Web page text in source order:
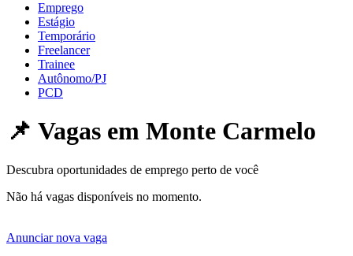
Emprego
Estágio
Temporário
Freelancer
Trainee
Autônomo/PJ
PCD
📌 Vagas em Monte Carmelo
Descubra oportunidades de emprego perto de você
Não há vagas disponíveis no momento.
Anunciar nova vaga